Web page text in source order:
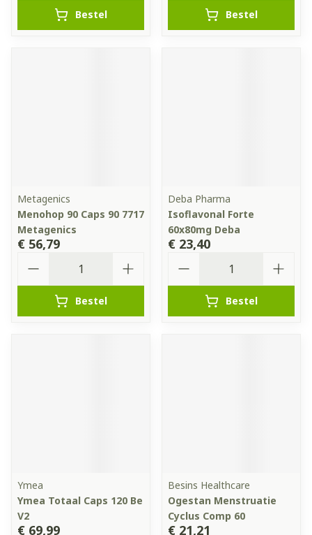
Bestel Bestel
Metagenics
Menohop 90 Caps 90 7717
Metagenics
€ 56,79
Bestel
Deba Pharma
Isoflavonal Forte
60x80mg Deba
€ 23,40
Bestel
Ymea
Ymea Totaal Caps 120 Be
V2
€ 69,99
Besins Healthcare
Ogestan Menstruatie
Cyclus Comp 60
€ 21,21